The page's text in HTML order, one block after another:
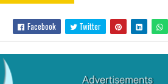
Facebook Twitter